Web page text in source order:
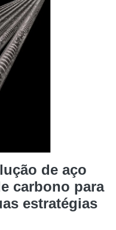
de aço
carbono para
estratégias